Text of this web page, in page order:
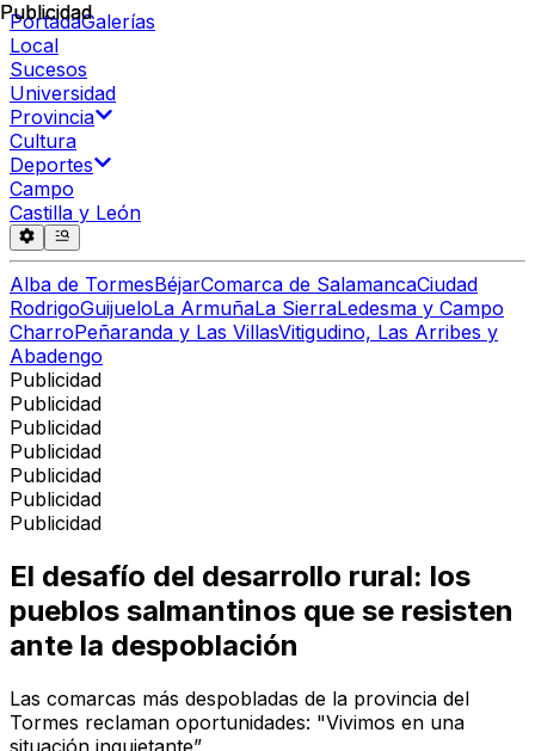
PortadaGalerías
Local
Sucesos
Universidad
Provincia
Cultura
Deportes
Campo
Castilla y León
Alba de TormesBéjarComarca de SalamancaCiudad
RodrigoGuijueloLa ArmuñaLa SierraLedesma y Campo
CharroPeñaranda y Las VillasVitigudino, Las Arribes y
Abadengo
Publicidad
Publicidad
Publicidad
Publicidad
Publicidad
Publicidad
Publicidad
Publicidad
El desafío del desarrollo rural: los
pueblos salmantinos que se resisten
ante la despoblación
Las comarcas más despobladas de la provincia del
Tormes reclaman oportunidades: "Vivimos en una
Publicidad